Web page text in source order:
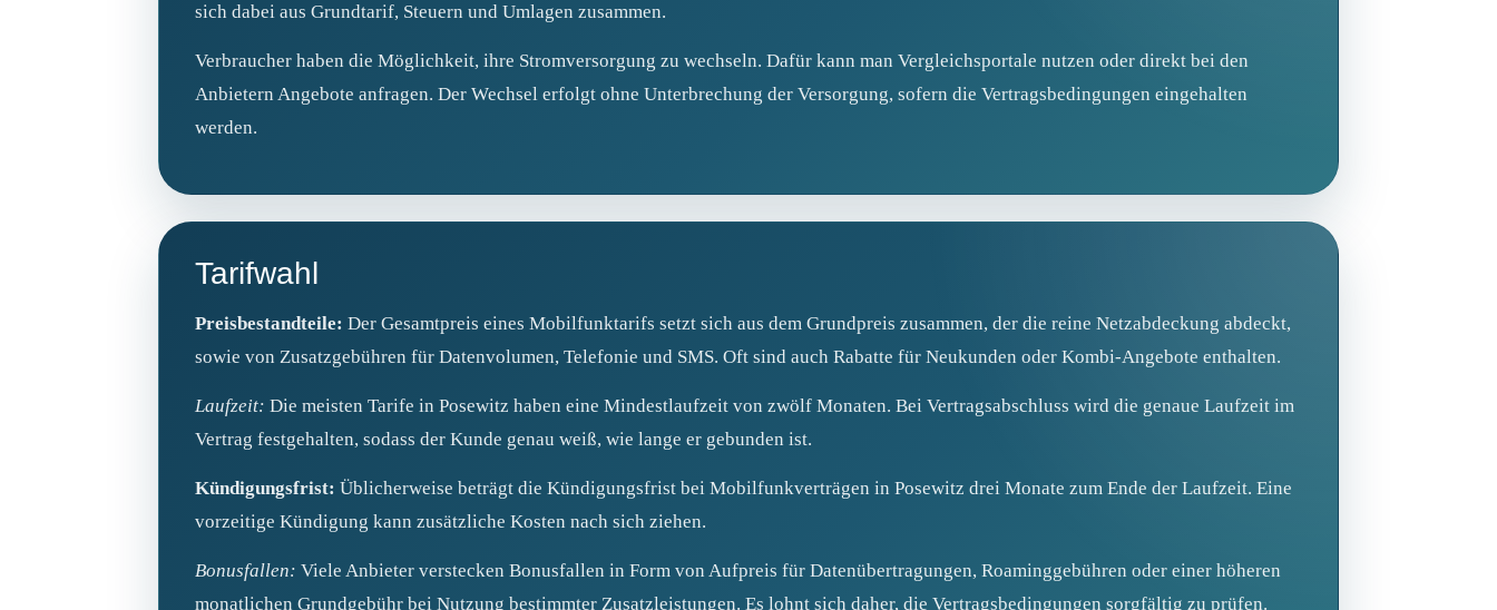
sich dabei aus Grundtarif, Steuern und Umlagen zusammen.
Verbraucher haben die Möglichkeit, ihre Stromversorgung zu wechseln. Dafür kann man Vergleichsportale nutzen oder direkt bei den
Anbietern Angebote anfragen. Der Wechsel erfolgt ohne Unterbrechung der Versorgung, sofern die Vertragsbedingungen eingehalten
werden.
Tarifwahl
Preisbestandteile: Der Gesamtpreis eines Mobilfunktarifs setzt sich aus dem Grundpreis zusammen, der die reine Netzabdeckung abdeckt,
sowie von Zusatzgebühren für Datenvolumen, Telefonie und SMS. Oft sind auch Rabatte für Neukunden oder Kombi-Angebote enthalten.
Laufzeit: Die meisten Tarife in Posewitz haben eine Mindestlaufzeit von zwölf Monaten. Bei Vertragsabschluss wird die genaue Laufzeit im
Vertrag festgehalten, sodass der Kunde genau weiß, wie lange er gebunden ist.
Kündigungsfrist: Üblicherweise beträgt die Kündigungsfrist bei Mobilfunkverträgen in Posewitz drei Monate zum Ende der Laufzeit. Eine
vorzeitige Kündigung kann zusätzliche Kosten nach sich ziehen.
Bonusfallen: Viele Anbieter verstecken Bonusfallen in Form von Aufpreis für Datenübertragungen, Roaminggebühren oder einer höheren
monatlichen Grundgebühr bei Nutzung bestimmter Zusatzleistungen. Es lohnt sich daher, die Vertragsbedingungen sorgfältig zu prüfen.